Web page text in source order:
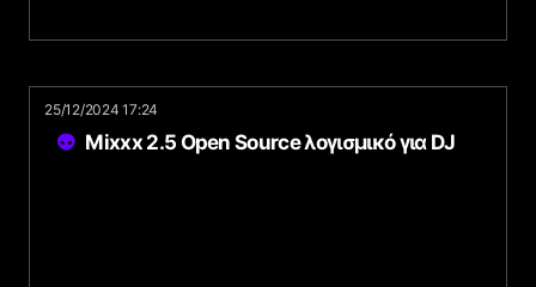
25/12/2024 17:24
Mixxx 2.5 Open Source λογισμικό για DJ